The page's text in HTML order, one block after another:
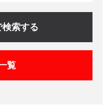
検索する
覧